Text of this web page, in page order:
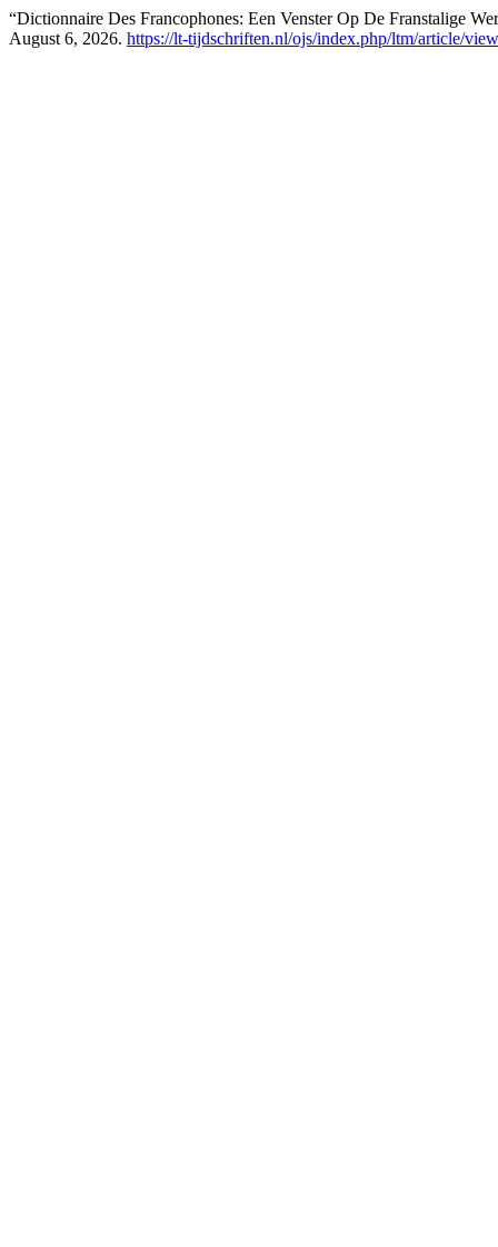
“Dictionnaire Des Francophones: Een Venster Op De Franstalige
August 6, 2026. https://lt-tijdschriften.nl/ojs/index.php/ltm/article/